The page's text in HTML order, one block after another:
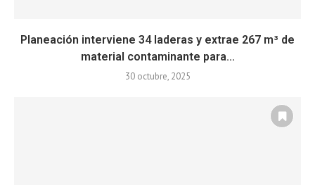
Planeación interviene 34 laderas y extrae 267 m³ de
material contaminante para...
30 octubre, 2025